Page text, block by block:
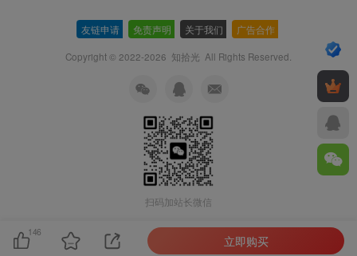
友链申请 免责声明 关于我们 广告合作
Copyright © 2022-2026 知拾光 All Rights Reserved.
扫码加站长微信
146
立即购买